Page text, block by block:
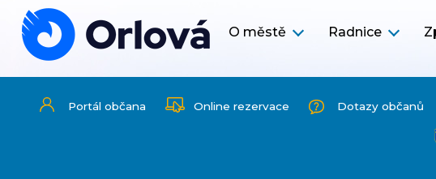
O městě Radnice
Portál občana Online rezervace Dotazy občanů